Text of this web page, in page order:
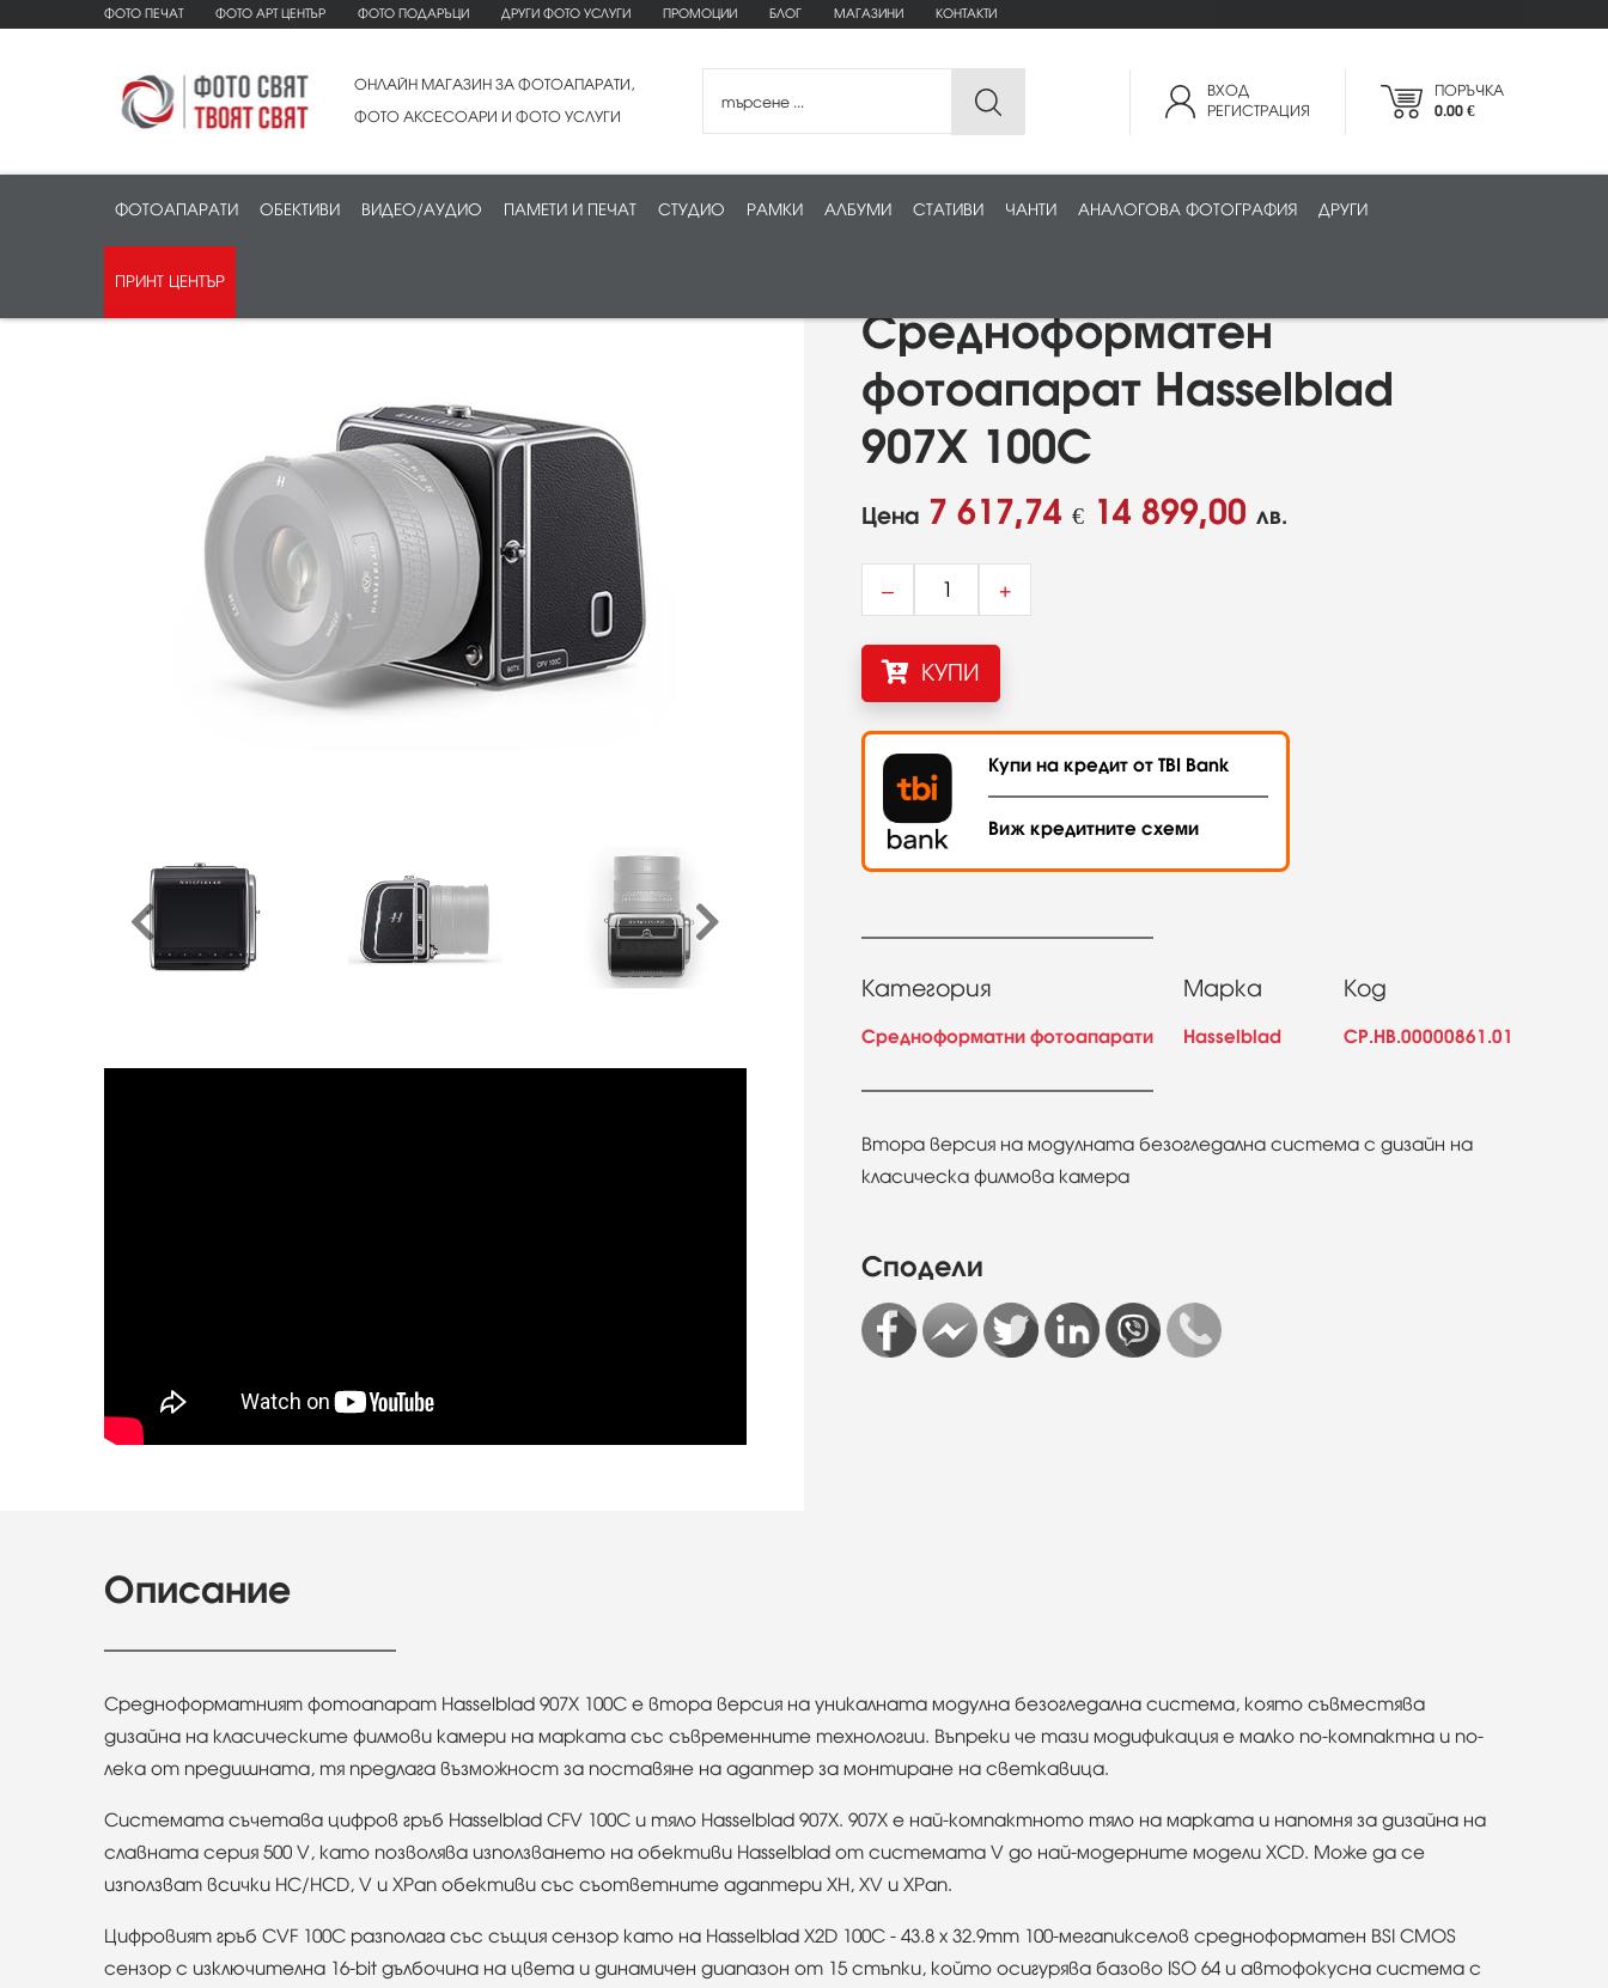
ФОТО ПЕЧАТ ФОТО АРТ ЦЕНТЪР ФОТО ПОДАРЪЦИ ДРУГИ ФОТО УСЛУГИ ПРОМОЦИИ БЛОГ МАГАЗИНИ КОНТАКТИ
ОНЛАЙН МАГАЗИН ЗА ФОТОАПАРАТИ,
ФОТО АКСЕСОАРИ И ФОТО УСЛУГИ
ВХОД
РЕГИСТРАЦИЯ
ПОРЪЧКА
0.00 €
ФОТОАПАРАТИ ОБЕКТИВИ ВИДЕО/АУДИО ПАМЕТИ И ПЕЧАТ СТУДИО РАМКИ АЛБУМИ СТАТИВИ ЧАНТИ АНАЛОГОВА ФОТОГРАФИЯ ДРУГИ
ПРИНТ ЦЕНТЪР
Средноформатен
фотоапарат Hasselblad
907X 100C
Цена 7 617,74 € 14 899,00 лв.
– +
КУПИ
Купи на кредит от TBI Bank
Виж кредитните схеми
Категория
Средноформатни фотоапарати
Марка
Hasselblad
Код
CP.HB.00000861.01
Втора версия на модулната безогледална система с дизайн на
класическа филмова камера
Сподели
Описание
Средноформатният фотоапарат Hasselblad 907X 100C е втора версия на уникалната модулна безогледална система, която съвместява
дизайна на класическите филмови камери на марката със съвременните технологии. Въпреки че тази модификация е малко по-компактна и по-
лека от предишната, тя предлага възможност за поставяне на адаптер за монтиране на светкавица.
Системата съчетава цифров гръб Hasselblad CFV 100C и тяло Hasselblad 907X. 907X е най-компактното тяло на марката и напомня за дизайна на
славната серия 500 V, като позволява използването на обективи Hasselblad от системата V до най-модерните модели XCD. Може да се
използват всички HC/HCD, V и XPan обективи със съответните адаптери XH, XV и XPan.
Цифровият гръб CVF 100C разполага със същия сензор като на Hasselblad X2D 100C - 43.8 x 32.9mm 100-мегапикселов средноформатен BSI CMOS
сензор с изключителна 16-bit дълбочина на цвета и динамичен диапазон от 15 стъпки, който осигурява базово ISO 64 и автофокусна система с